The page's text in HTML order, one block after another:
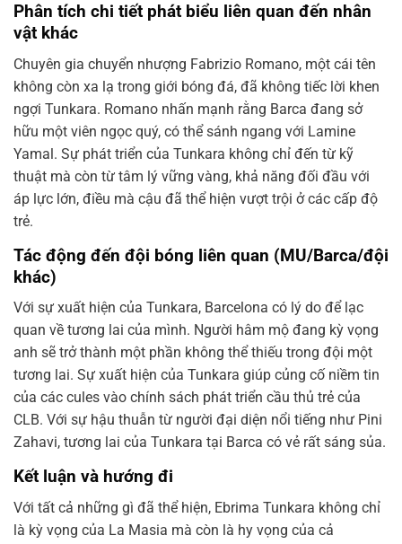
Phân tích chi tiết phát biểu liên quan đến nhân
vật khác
Chuyên gia chuyển nhượng Fabrizio Romano, một cái tên
không còn xa lạ trong giới bóng đá, đã không tiếc lời khen
ngợi Tunkara. Romano nhấn mạnh rằng Barca đang sở
hữu một viên ngọc quý, có thể sánh ngang với Lamine
Yamal. Sự phát triển của Tunkara không chỉ đến từ kỹ
thuật mà còn từ tâm lý vững vàng, khả năng đối đầu với
áp lực lớn, điều mà cậu đã thể hiện vượt trội ở các cấp độ
trẻ.
Tác động đến đội bóng liên quan (MU/Barca/đội
khác)
Với sự xuất hiện của Tunkara, Barcelona có lý do để lạc
quan về tương lai của mình. Người hâm mộ đang kỳ vọng
anh sẽ trở thành một phần không thể thiếu trong đội một
tương lai. Sự xuất hiện của Tunkara giúp củng cố niềm tin
của các cules vào chính sách phát triển cầu thủ trẻ của
CLB. Với sự hậu thuẫn từ người đại diện nổi tiếng như Pini
Zahavi, tương lai của Tunkara tại Barca có vẻ rất sáng sủa.
Kết luận và hướng đi
Với tất cả những gì đã thể hiện, Ebrima Tunkara không chỉ
là kỳ vọng của La Masia mà còn là hy vọng của cả